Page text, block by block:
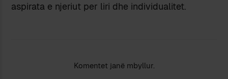
aspirata e njeriut per liri dhe individualitet.
Komentet janë mbyllur.